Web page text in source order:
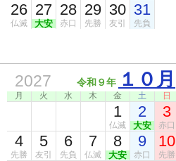
26
仏滅
27
大安
28
赤口
29
先勝
30
友引
31
先負
2027 令和９年 １０月
月 火 水 木 金 土 日
1
仏滅
2
大安
3
赤口
4
先勝
5
友引
6
先負
7
仏滅
8
大安
9
赤口
10
先勝